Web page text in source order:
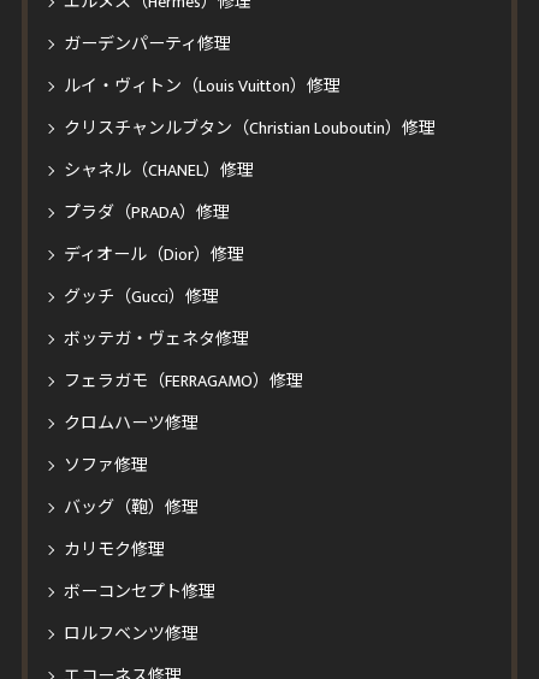
ガーデンパーティ修理
ルイ・ヴィトン（Louis Vuitton）修理
クリスチャンルブタン（Christian Louboutin）修理
シャネル（CHANEL）修理
プラダ（PRADA）修理
ディオール（Dior）修理
グッチ（Gucci）修理
ボッテガ・ヴェネタ修理
フェラガモ（FERRAGAMO）修理
クロムハーツ修理
ソファ修理
バッグ（鞄）修理
カリモク修理
ボーコンセプト修理
ロルフベンツ修理